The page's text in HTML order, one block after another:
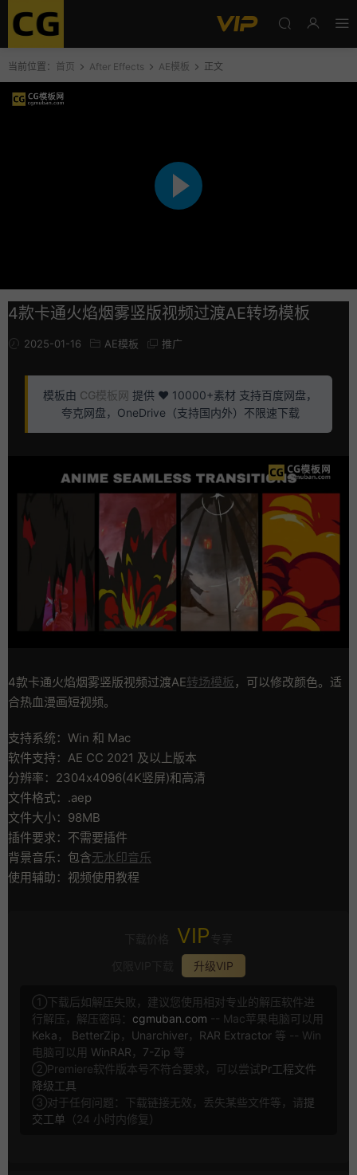
当前位置： 首页 After Effects AE模板 正文
4款卡通火焰烟雾竖版视频过渡AE转场模板
2025-01-16 AE模板 推广
模板由 CG模板网 提供 ❤️ 10000+素材 支持百度网盘，
夸克网盘，OneDrive（支持国内外）不限速下载
4款卡通火焰烟雾竖版视频过渡AE转场模板 ，可以修改颜色。适
合热血漫画短视频。
支持系统：Win 和 Mac
软件支持：AE CC 2021 及以上版本
分辨率：2304x4096(4K竖屏)和高清
文件格式：.aep
文件大小：98MB
插件要求：不需要插件
背景音乐：包含无水印音乐
使用辅助：视频使用教程
VIP
升级VIP
①下载后如解压失败，建议您使用相对专业的解压软件进
行解压，解压密码： cgmuban.com -- Mac苹果电脑可以用
Keka ， BetterZip ， Unarchiver， RAR Extractor 等 -- Win
电脑可以用 WinRAR ， 7-Zip 等
②Premiere软件版本号不符合要求，可以尝试Pr工程文件
降级工具
③对于任何问题：下载链接无效，丢失某些文件等，请提
交工单 （24 小时内修复）